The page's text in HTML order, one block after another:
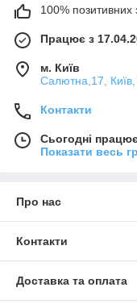
100% позитивних
Працює з
м. Київ
Салютна,17, Київ,
Контакти
Сьогодні
Показати весь
Про нас
Контакти
Доставка та оплата